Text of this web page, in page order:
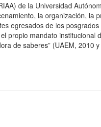
de la Universidad
la organización, la
egresados de los
propio mandato institucional
de saberes” (UAEM, 2010